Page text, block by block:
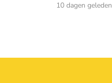
10 dagen geleden